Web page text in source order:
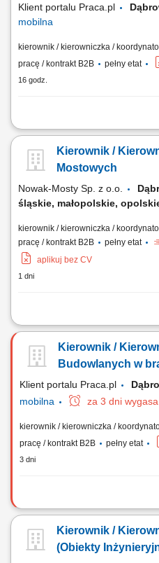
Klient portalu Praca.pl
mobilna
kierownik / kierowniczka /
pracę / kontrakt B2B
pełny etat
16 godz.
Kierowanie i nadzorowanie budowy
harmonogramem prac. Koordynacja
podwykonawców. Optymalizacja
Kierownik /
Mostowych
Nowak-Mosty Sp. z o.o.
śląskie, małopolskie,
kierownik / kierowniczka /
pracę / kontrakt B2B
pełny etat
aplikuj bez CV
1 dni
Miejsce pracy: woj. śląskie,
wyższym wykształceniem,
doświadczeniem w pracy. Przed
Kierownik /
Budowlanych w
Klient portalu Praca.pl
mobilna
za 3 dni wygasa
kierownik / kierowniczka /
pracę / kontrakt B2B
pełny etat
3 dni
Całościowe zarządzanie realizacją
wytycznymi technicznymi.
harmonogram rzeczowo-finansowy
Kierownik /
(Obiekty